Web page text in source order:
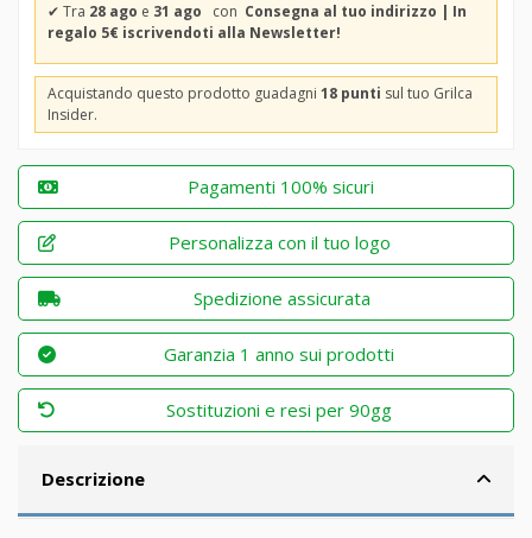
✔ Tra 28 ago e 31 ago con Consegna al tuo indirizzo | In
regalo 5€ iscrivendoti alla Newsletter!
Acquistando questo prodotto guadagni 18 punti sul tuo Grilca
Insider.
Pagamenti 100% sicuri
Personalizza con il tuo logo
Spedizione assicurata
Garanzia 1 anno sui prodotti
Sostituzioni e resi per 90gg
Descrizione